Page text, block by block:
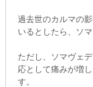
過去世のカルマの
いるとしたら、ソ
ただし、ソマヴェ
応として痛みが増
す。